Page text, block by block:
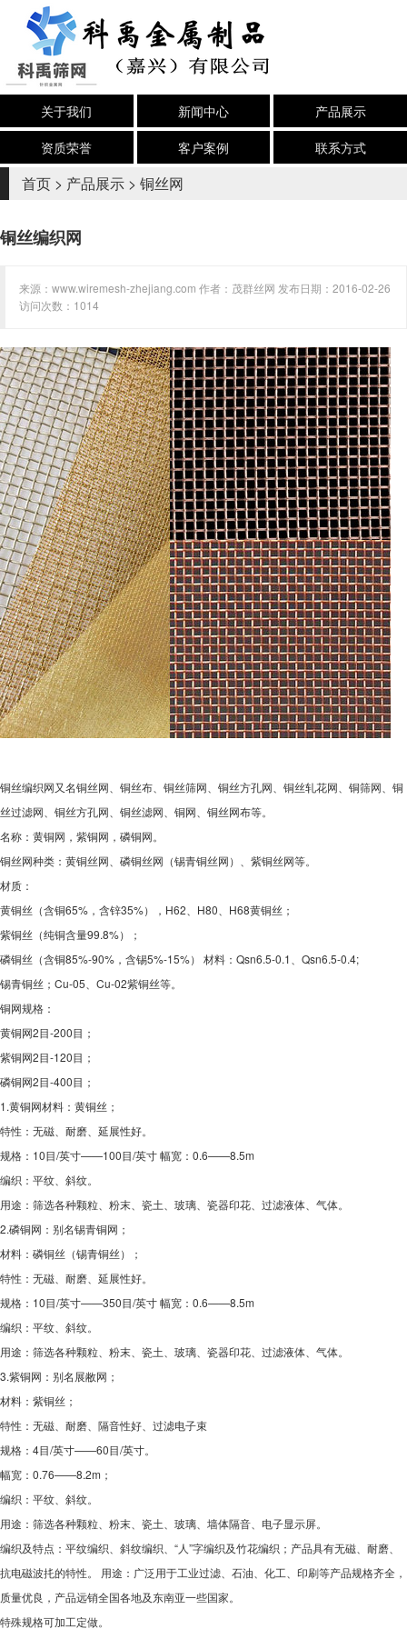
关于我们 新闻中心
产品展示
资质荣誉
客户案例 联系方式
首页 > 产品展示 > 铜丝网
铜丝编织网
来源：www.wiremesh-zhejiang.com 作者：茂群丝网 发布日期：2016-02-26
访问次数：1014
铜丝编织网又名铜丝网、铜丝布、铜丝筛网、铜丝方孔网、铜丝轧花网、铜筛网、铜
丝过滤网、铜丝方孔网、铜丝滤网、铜网、铜丝网布等。
名称：黄铜网，紫铜网，磷铜网。
铜丝网种类：黄铜丝网、磷铜丝网（锡青铜丝网）、紫铜丝网等。
材质：
黄铜丝（含铜65%，含锌35%），H62、H80、H68黄铜丝；
紫铜丝（纯铜含量99.8%）；
磷铜丝（含铜85%-90%，含锡5%-15%） 材料：Qsn6.5-0.1、Qsn6.5-0.4;
锡青铜丝；Cu-05、Cu-02紫铜丝等。
铜网规格：
黄铜网2目-200目；
紫铜网2目-120目；
磷铜网2目-400目；
1.黄铜网材料：黄铜丝；
特性：无磁、耐磨、延展性好。
规格：10目/英寸——100目/英寸 幅宽：0.6——8.5m
编织：平纹、斜纹。
用途：筛选各种颗粒、粉末、瓷土、玻璃、瓷器印花、过滤液体、气体。
2.磷铜网：别名锡青铜网；
材料：磷铜丝（锡青铜丝）；
特性：无磁、耐磨、延展性好。
规格：10目/英寸——350目/英寸 幅宽：0.6——8.5m
编织：平纹、斜纹。
用途：筛选各种颗粒、粉末、瓷土、玻璃、瓷器印花、过滤液体、气体。
3.紫铜网：别名展敝网；
材料：紫铜丝；
特性：无磁、耐磨、隔音性好、过滤电子束
规格：4目/英寸——60目/英寸。
幅宽：0.76——8.2m；
编织：平纹、斜纹。
用途：筛选各种颗粒、粉末、瓷土、玻璃、墙体隔音、电子显示屏。
编织及特点：平纹编织、斜纹编织、“人”字编织及竹花编织；产品具有无磁、耐磨、
抗电磁波扥的特性。 用途：广泛用于工业过滤、石油、化工、印刷等产品规格齐全，
质量优良，产品远销全国各地及东南亚一些国家。
特殊规格可加工定做。